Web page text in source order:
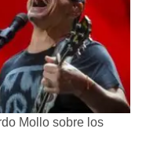
Mollo sobre los